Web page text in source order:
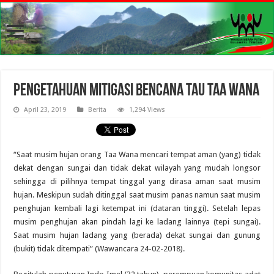
Pengetahuan Mitigasi Bencana Tau Taa Wana
April 23, 2019 Berita 1,294 Views
“Saat musim hujan orang Taa Wana mencari tempat aman (yang) tidak
dekat dengan sungai dan tidak dekat wilayah yang mudah longsor
sehingga di pilihnya tempat tinggal yang dirasa aman saat musim
hujan. Meskipun sudah ditinggal saat musim panas namun saat musim
penghujan kembali lagi ketempat ini (dataran tinggi). Setelah lepas
musim penghujan akan pindah lagi ke ladang lainnya (tepi sungai).
Saat musim hujan ladang yang (berada) dekat sungai dan gunung
(bukit) tidak ditempati” (Wawancara 24-02-2018).